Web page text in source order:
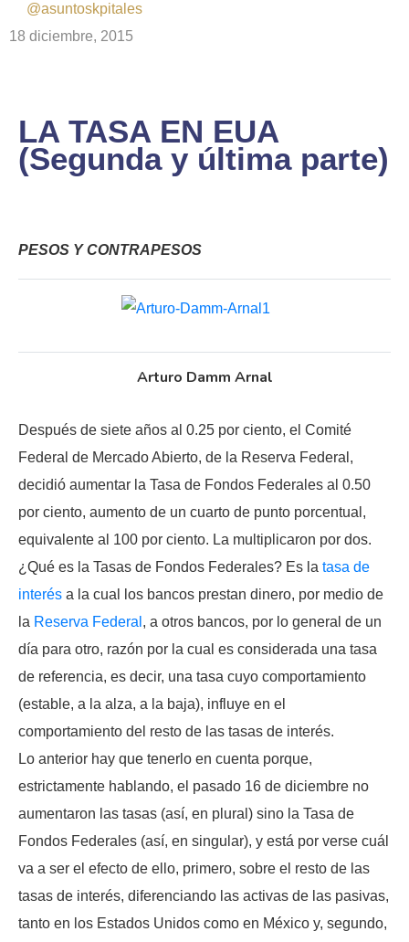
@asuntoskpitales
18 diciembre, 2015
LA TASA EN EUA
(Segunda y última parte)
PESOS Y CONTRAPESOS
Arturo Damm Arnal
Después de siete años al 0.25 por ciento, el Comité
Federal de Mercado Abierto, de la Reserva Federal,
decidió aumentar la Tasa de Fondos Federales al 0.50
por ciento, aumento de un cuarto de punto porcentual,
equivalente al 100 por ciento. La multiplicaron por dos.
¿Qué es la Tasas de Fondos Federales? Es la tasa de
interés a la cual los bancos prestan dinero, por medio de
la Reserva Federal , a otros bancos, por lo general de un
día para otro, razón por la cual es considerada una tasa
de referencia, es decir, una tasa cuyo comportamiento
(estable, a la alza, a la baja), influye en el
comportamiento del resto de las tasas de interés.
Lo anterior hay que tenerlo en cuenta porque,
estrictamente hablando, el pasado 16 de diciembre no
aumentaron las tasas (así, en plural) sino la Tasa de
Fondos Federales (así, en singular), y está por verse cuál
va a ser el efecto de ello, primero, sobre el resto de las
tasas de interés, diferenciando las activas de las pasivas,
tanto en los Estados Unidos como en México y, segundo,